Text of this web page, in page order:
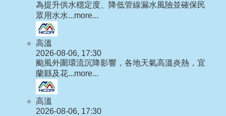
為提升供水穩定度、降低管線漏水風險並確保民
眾用水水...more...
高溫
2026-08-06, 17:30
颱風外圍環流沉降影響，各地天氣高溫炎熱，宜
蘭縣及花...more...
高溫
2026-08-06, 17:30